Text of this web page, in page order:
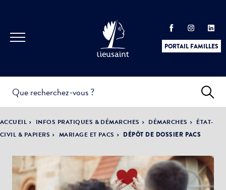
PORTAIL FAMILLES
PRATIQUES &
DÉMARCHES
ACTUALITÉS &
ÉVÈNEMENTS
LA VILLE
DÉMOCRATIE
PARTICIPATIVE
ACCUEIL INFOS PRATIQUES & DÉMARCHES DÉMARCHES
ÉTAT-
CIVIL & PAPIERS
MARIAGE ET PACS DÉPÔT DE DOSSIER PACS